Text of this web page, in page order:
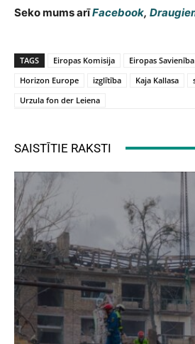
Seko mums arīFacebook,
TAGS Eiropas Komisija Eiropas Savienība
Horizon Europe
izglītība Kaja Kallasa
Urzula fon der Leiena
SAISTĪTIE RAKSTI